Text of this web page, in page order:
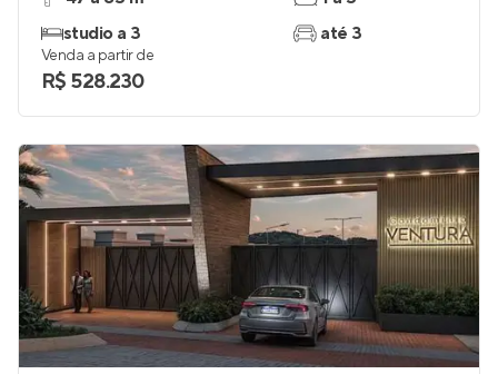
studio a 3
até 3
Venda a partir de
R$ 528.230